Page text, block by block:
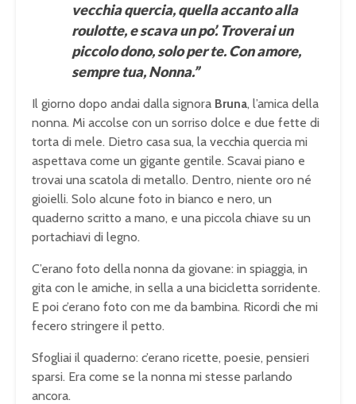
vecchia quercia, quella accanto alla
roulotte, e scava un po’. Troverai un
piccolo dono, solo per te. Con amore,
sempre tua, Nonna.”
Il giorno dopo andai dalla signora Bruna, l’amica della
nonna. Mi accolse con un sorriso dolce e due fette di
torta di mele. Dietro casa sua, la vecchia quercia mi
aspettava come un gigante gentile. Scavai piano e
trovai una scatola di metallo. Dentro, niente oro né
gioielli. Solo alcune foto in bianco e nero, un
quaderno scritto a mano, e una piccola chiave su un
portachiavi di legno.
C’erano foto della nonna da giovane: in spiaggia, in
gita con le amiche, in sella a una bicicletta sorridente.
E poi c’erano foto con me da bambina. Ricordi che mi
fecero stringere il petto.
Sfogliai il quaderno: c’erano ricette, poesie, pensieri
sparsi. Era come se la nonna mi stesse parlando
ancora.